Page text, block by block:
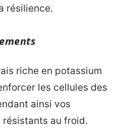
résilience.
riche en potassium
les cellules des
ainsi vos
au froid.